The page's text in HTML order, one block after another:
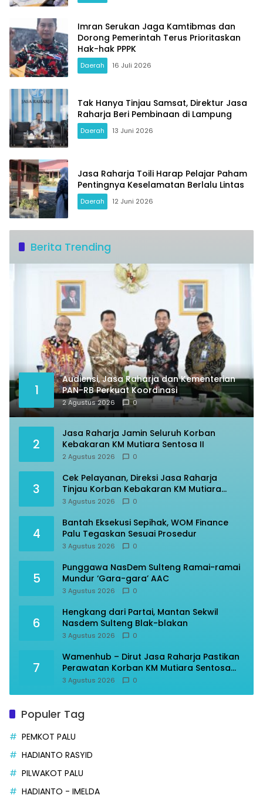
Imran Serukan Jaga Kamtibmas dan
Dorong Pemerintah Terus Prioritaskan
Hak-hak PPPK
Daerah 16 Juli 2026
Tak Hanya Tinjau Samsat, Direktur Jasa
Raharja Beri Pembinaan di Lampung
Daerah 13 Juni 2026
Jasa Raharja Toili Harap Pelajar Paham
Pentingnya Keselamatan Berlalu Lintas
Daerah 12 Juni 2026
Berita Trending
1
Audiensi, Jasa Raharja dan Kementerian
PAN-RB Perkuat Koordinasi
2 Agustus 2026 0
2
Jasa Raharja Jamin Seluruh Korban
Kebakaran KM Mutiara Sentosa II
2 Agustus 2026 0
3
Cek Pelayanan, Direksi Jasa Raharja
Tinjau Korban Kebakaran KM Mutiara
Sentosa II
3 Agustus 2026 0
4
Bantah Eksekusi Sepihak, WOM Finance
Palu Tegaskan Sesuai Prosedur
3 Agustus 2026 0
5
Punggawa NasDem Sulteng Ramai-ramai
Mundur ‘Gara-gara’ AAC
3 Agustus 2026 0
6
Hengkang dari Partai, Mantan Sekwil
Nasdem Sulteng Blak-blakan
3 Agustus 2026 0
7
Wamenhub – Dirut Jasa Raharja Pastikan
Perawatan Korban KM Mutiara Sentosa
Optimal
3 Agustus 2026 0
Populer Tag
PEMKOT PALU
HADIANTO RASYID
PILWAKOT PALU
HADIANTO - IMELDA